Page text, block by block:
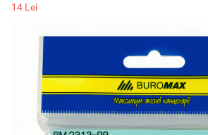
14 Lei